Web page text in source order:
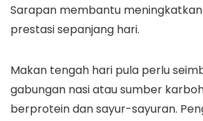
Sarapan membantu
prestasi sepanjang hari.
Makan tengah hari pula perlu
gabungan nasi atau sumber
berprotein dan sayur-sayuran.